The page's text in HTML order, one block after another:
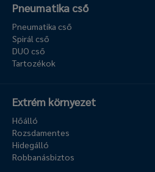
Pneumatika cső
Pneumatika cső
Spirál cső
DUO cső
Tartozékok
Extrém környezet
Hőálló
Rozsdamentes
Hidegálló
Robbanásbiztos